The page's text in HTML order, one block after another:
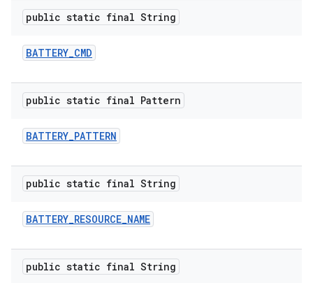
public static final String
BATTERY_CMD
public static final Pattern
BATTERY_PATTERN
public static final String
BATTERY_RESOURCE_NAME
public static final String